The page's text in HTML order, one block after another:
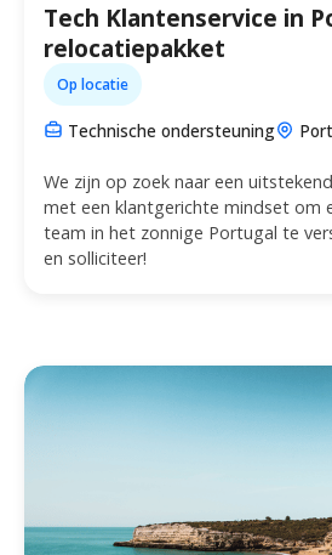
Tech Klantenservice in
relocatiepakket
Op locatie
Technische ondersteuning
We zijn op zoek naar een
met een klantgerichte mindset om
team in het zonnige Portugal te
en solliciteer!